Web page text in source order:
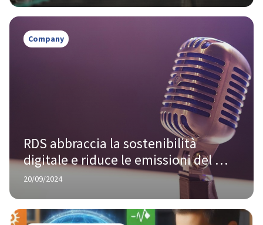
Company
RDS abbraccia la sostenibilità
digitale e riduce le emissioni del
proprio sito web
20/09/2024